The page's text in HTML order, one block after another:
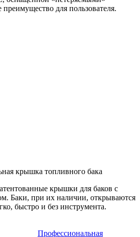
для пользователя.
крышка топливного бака
крышки для баков с
Баки, при их наличии, открываются
быстро и без инструмента.
Профессиональная